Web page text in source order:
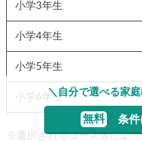
小学3年生
小学4年生
小学5年生
小学6年生
※選択されるコース等によ
＼自分で選べる家
無料 条